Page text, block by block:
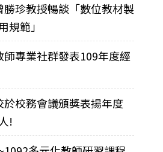
珍教授暢談「數位教材製
規範」
專業社群發表109年度經
校務會議頒獎表揚年度
!